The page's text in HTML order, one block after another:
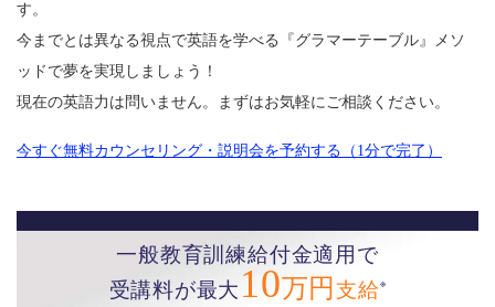
す。
今までとは異なる視点で英語を学べる『グラマーテーブル』メソ
ッドで夢を実現しましょう！
現在の英語力は問いません。まずはお気軽にご相談ください。
今すぐ無料カウンセリング・説明会を予約する（1分で完了）
一般教育訓練給付金適用で
受講料が最大 10万円支給※